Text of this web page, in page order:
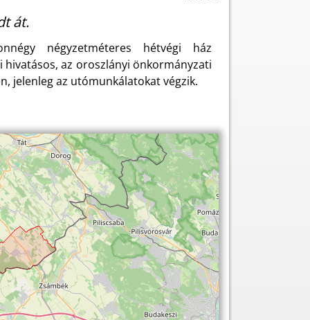
át.
négyzetméteres hétvégi ház
az oroszlányi önkormányzati
jelenleg az utómunkálatokat végzik.